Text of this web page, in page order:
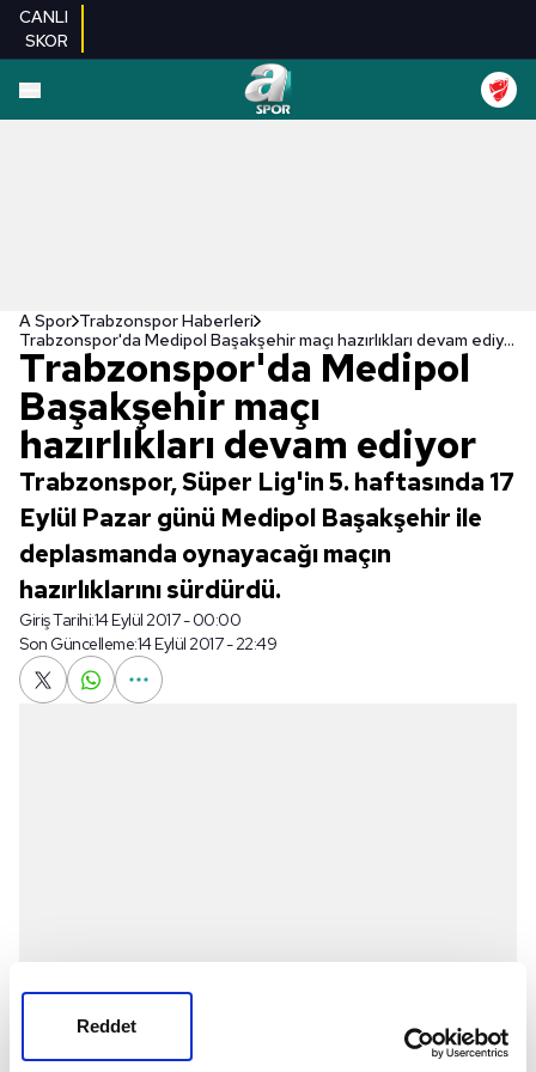
Reddet
CANLI
SKOR
A Spor Trabzonspor Haberleri
Trabzonspor'da Medipol Başakşehir maçı hazırlıkları devam ediyor
Trabzonspor'da Medipol
Başakşehir maçı
hazırlıkları devam ediyor
Trabzonspor, Süper Lig'in 5. haftasında 17
Eylül Pazar günü Medipol Başakşehir ile
deplasmanda oynayacağı maçın
hazırlıklarını sürdürdü.
Giriş Tarihi:14 Eylül 2017 - 00:00
Son Güncelleme:14 Eylül 2017 - 22:49